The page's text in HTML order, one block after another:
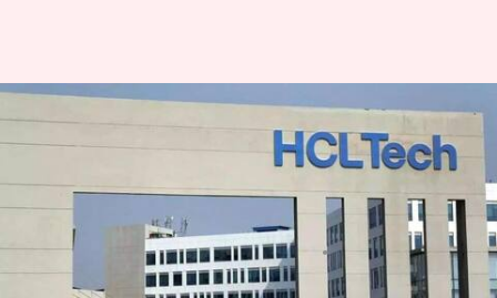
இந்த மாதம் முதல்
அனைத்து ஊழியர்களின்
சம்பளத்தையும் உயர்த்த
HCLTech திட்டமிட்டுள்ளது
எழுதியவர் Venkatalakshmi V Oct 14, 2025 02:00 pm